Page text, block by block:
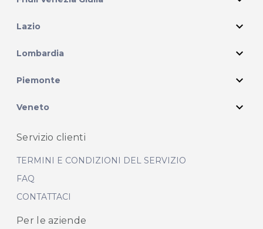
Lazio expand_more
Lombardia expand_more
Piemonte expand_more
Veneto expand_more
Servizio clienti
TERMINI E CONDIZIONI DEL SERVIZIO
FAQ
CONTATTACI
Per le aziende